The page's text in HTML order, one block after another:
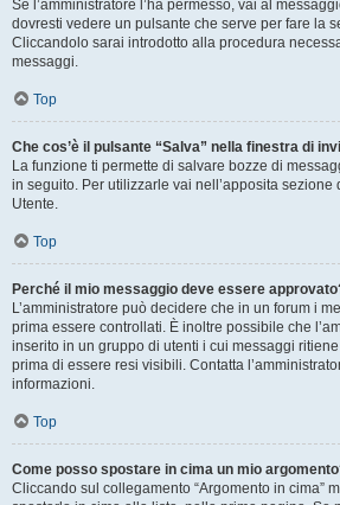
Se l’amministratore l’ha permesso, vai al
dovresti vedere un pulsante che serve per fare la
Cliccandolo sarai introdotto alla procedura
messaggi.
Top
Che cos’è il pulsante “Salva” nella finestra di
La funzione ti permette di salvare bozze di
in seguito. Per utilizzarle vai nell’apposita
Utente.
Top
Perché il mio messaggio deve essere
L’amministratore può decidere che in un forum i
prima essere controllati. È inoltre possibile che
inserito in un gruppo di utenti i cui messaggi
prima di essere resi visibili. Contatta
informazioni.
Top
Come posso spostare in cima un mio
Cliccando sul collegamento “Argomento in cima”